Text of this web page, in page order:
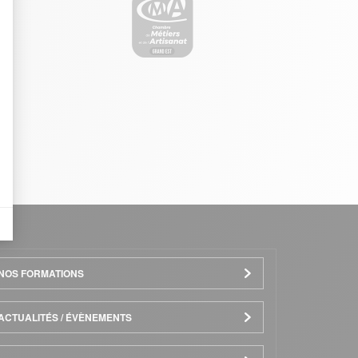
tels que le trafic, les produits les plus consultés, ou encore la
FORMATIONS
/ ÉVÈNEMENTS